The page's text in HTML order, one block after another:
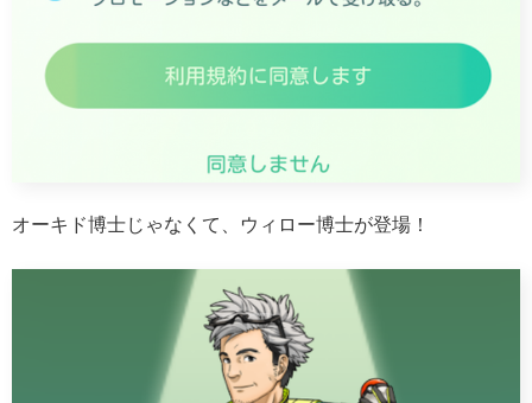
オーキド博士じゃなくて、ウィロー博士が登場！